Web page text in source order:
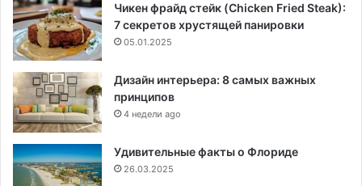
Чикен фрайд стейк (Chicken Fried Steak):
7 секретов хрустящей панировки
05.01.2025
Дизайн интерьера: 8 самых важных
принципов
4 недели ago
Удивительные факты о Флориде
26.03.2025